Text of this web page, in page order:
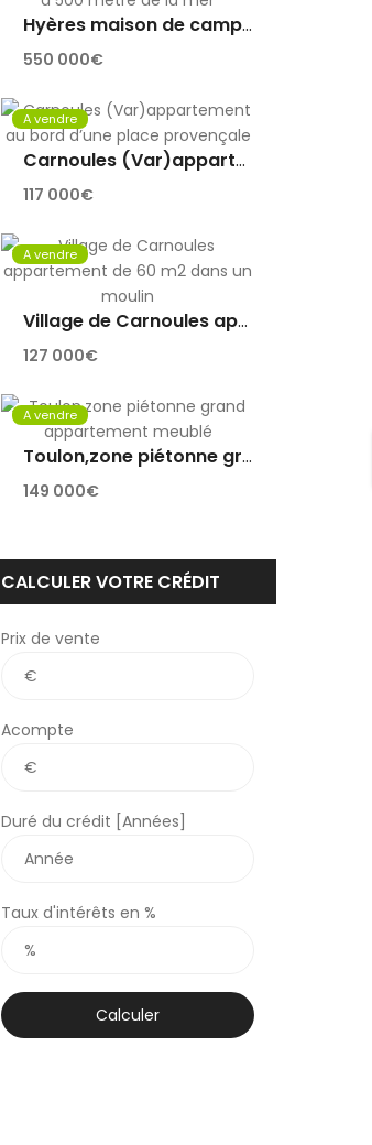
Hyères maison de campagne à 500 mètre de la mer
550 000€
A vendre
Carnoules (Var)appartement au bord d’une place provençale
117 000€
A vendre
Village de Carnoules appartement de 60 m2 dans un moulin
127 000€
A vendre
Toulon,zone piétonne grand appartement meublé
149 000€
CALCULER VOTRE CRÉDIT
Prix de vente
Acompte
Duré du crédit [Années]
Taux d'intérêts en %
Calculer